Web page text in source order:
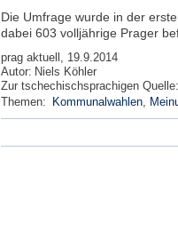
Die Umfrage wurde in der
dabei 603 volljährige Prager
prag aktuell, 19.9.2014
Autor: Niels Köhler
Zur tschechischsprachigen Quelle:
Themen:
Kommunalwahlen,